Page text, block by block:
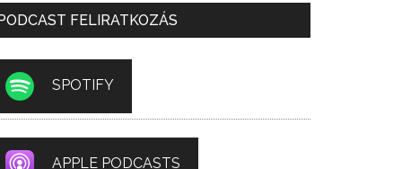
FELIRATKOZÁS
SPOTIFY
APPLE PODCASTS